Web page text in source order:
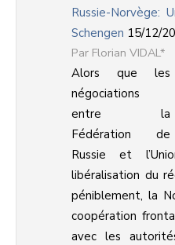
Russie-Norvège:
Schengen 15/12/
Florian VIDAL*
Alors que les
négociations
entre la
Fédération de
Russie et
libéralisation du
péniblement, la
coopération
avec les